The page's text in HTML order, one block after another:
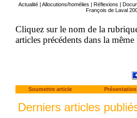
Actualité |Allocutions/homélies |Réflexions |
François de Laval
Cliquez sur le nom de la
articles précédents dans la
Soumettre article Présentation
Derniers articles